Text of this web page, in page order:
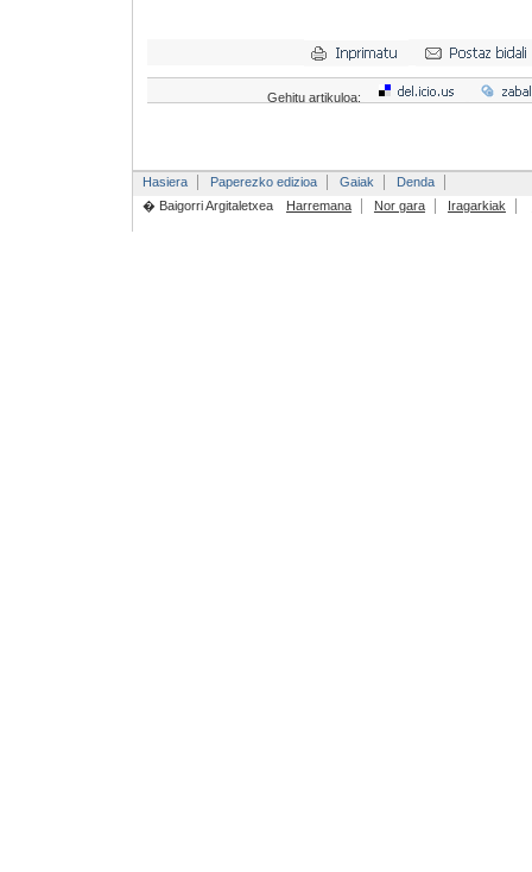
Gehitu artikuloa:
Hasiera Paperezko edizioa Gaiak
Denda
� Baigorri Argitaletxea
Harremana Nor gara Iragarkiak